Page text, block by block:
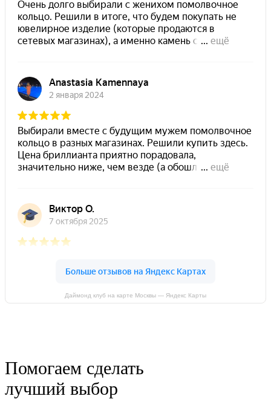
Даймонд клуб на карте Москвы — Яндекс Карты
Помогаем сделать
лучший выбор